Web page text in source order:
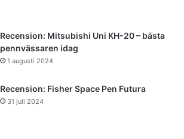
Recension: Mitsubishi Uni KH-20 – bästa
pennvässaren idag
1 augusti 2024
Recension: Fisher Space Pen Futura
31 juli 2024